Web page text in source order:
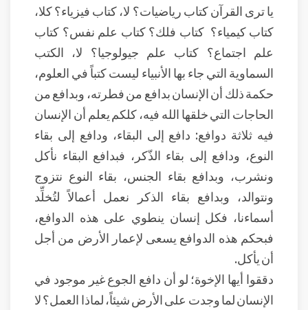
يا ترى القرآن كتاب رياضيات؟ لا، كتاب فيزياء؟ كلا،
كتاب كيمياء؟ كتاب فلك؟ كتاب علم نفس؟ كتاب
علم اجتماع؟ كتاب علم جيولوجيا؟ لا، الكتب
السماوية التي جاء بها الأنبياء ليست كتباً في العلوم،
حكمة ذلك أن الإنسان بدافع من فطرته، وبدافع من
الحاجات التي خلقها الله فيه، كلكم يعلم أن الإنسان
فيه ثلاثة دوافع: دافع إلى البقاء، ودافع إلى بقاء
النوع، ودافع إلى بقاء الذّكر، فبدافع البقاء نأكل
ونشرب، وبدافع بقاء الجنس، بقاء النوع نتزوج
ونتوالد، وبدافع بقاء الذكر نعمل أعمالاً لتُخلِّد
أسماءنا، فكل إنسان ينطوي على هذه الدوافع،
فبحكم هذه الدوافع يسعى لإعمار الأرض من أجل
أن يأكل.
دققوا أيها الإخوة؛ لو أن دافع الجوع غير موجود في
الإنسان لما وجدت على الأرض شيئاً، لماذا العمل؟ لا